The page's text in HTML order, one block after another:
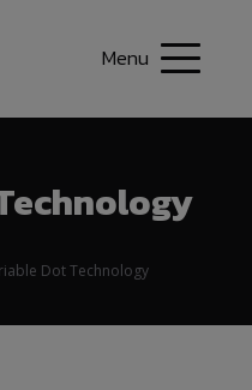
Menu
Dot Technology